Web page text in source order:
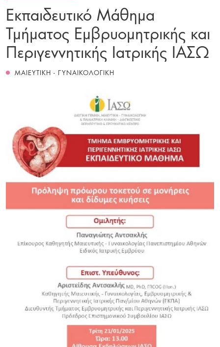
Εκπαιδευτικό Μάθημα
Τμήματος Εμβρυομητρικής και
Περιγεννητικής Ιατρικής ΙΑΣΩ
ΜΑΙΕΥΤΙΚΗ - ΓΥΝΑΙΚΟΛΟΓΙΚΗ